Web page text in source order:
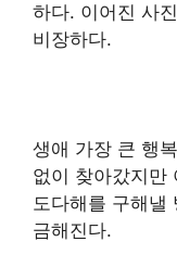
하다. 이어진 사
비장하다.
생애 가장 큰 행
없이 찾아갔지만
도다해를 구해낼
금해진다.